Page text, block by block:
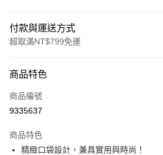
付款與運送方式
超取滿NT$799免運
信用卡一次付款
超商取貨付款
Apple Pay
商品特色
商品編號
9335637
商品特色
精緻口袋設計，兼具實用與時尚！